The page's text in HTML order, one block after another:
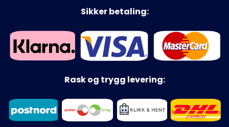
Sikker betaling:
Rask og trygg levering: